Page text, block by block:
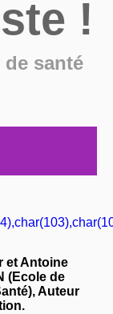
!
santé
et Antoine
(Ecole de
Auteur